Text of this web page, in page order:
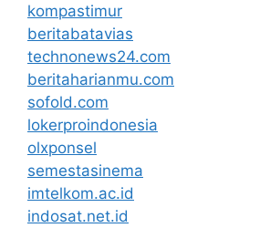
kompastimur
beritabatavias
technonews24.com
beritaharianmu.com
sofold.com
lokerproindonesia
olxponsel
semestasinema
imtelkom.ac.id
indosat.net.id